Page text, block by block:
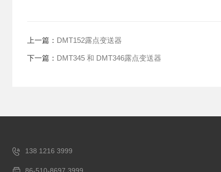
上一篇： DMT152露点变送器
下一篇： DMT345 和 DMT346露点变送器
138 1216 3999